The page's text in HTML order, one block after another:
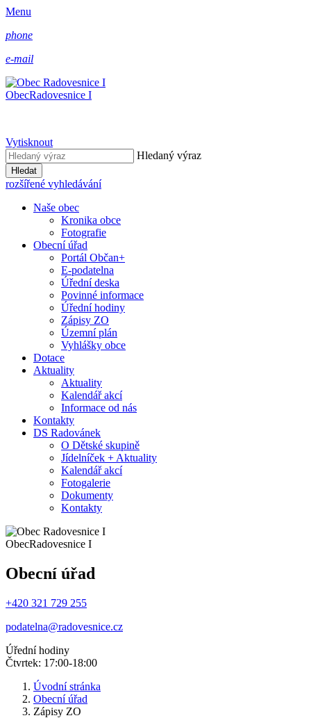
Menu
phone
e-mail
ObecRadovesnice I
Vytisknout
Hledaný výraz
Hledat
rozšířené vyhledávání
Naše obec
Kronika obce
Fotografie
Obecní úřad
Portál Občan+
E-podatelna
Úřední deska
Povinné informace
Úřední hodiny
Zápisy ZO
Územní plán
Vyhlášky obce
Dotace
Aktuality
Aktuality
Kalendář akcí
Informace od nás
Kontakty
DS Radovánek
O Dětské skupině
Jídelníček + Aktuality
Kalendář akcí
Fotogalerie
Dokumenty
Kontakty
ObecRadovesnice I
Obecní úřad
+420 321 729 255
podatelna@radovesnice.cz
Úřední hodiny
Čtvrtek: 17:00-18:00
Úvodní stránka
Obecní úřad
Zápisy ZO